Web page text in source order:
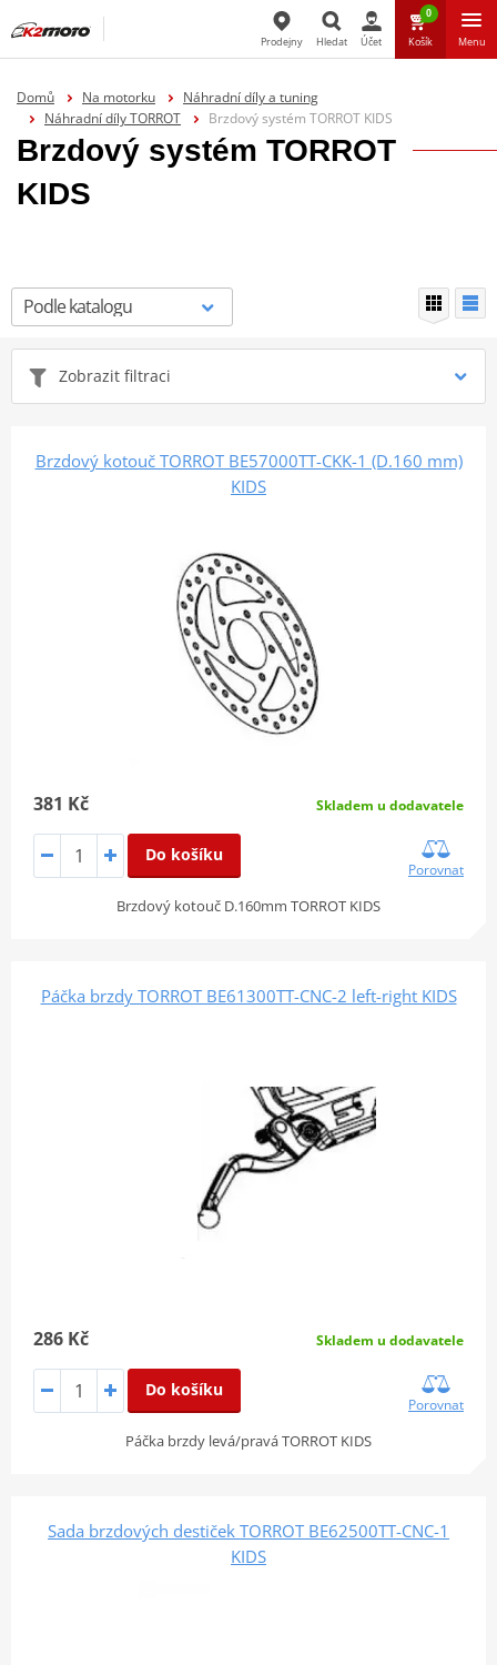
Prodejny Hledat Účet
0
Košík Menu
Domů Na motorku
Náhradní díly a tuning
Náhradní díly TORROT
Brzdový systém TORROT KIDS
Brzdový systém TORROT
KIDS
Zobrazit filtraci
Brzdový kotouč TORROT BE57000TT-CKK-1 (D.160 mm)
KIDS
381 Kč Skladem u dodavatele
Do košíku
Porovnat
Brzdový kotouč D.160mm TORROT KIDS
Páčka brzdy TORROT BE61300TT-CNC-2 left-right KIDS
286 Kč Skladem u dodavatele
Do košíku
Porovnat
Páčka brzdy levá/pravá TORROT KIDS
Sada brzdových destiček TORROT BE62500TT-CNC-1
KIDS